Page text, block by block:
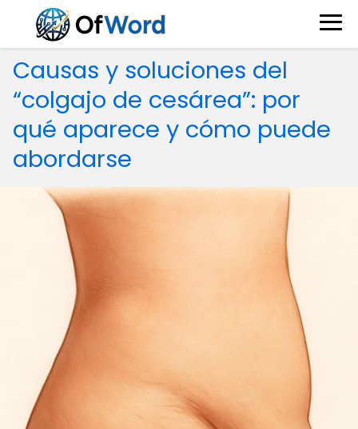
Causas y soluciones del
“colgajo de cesárea”: por
qué aparece y cómo puede
abordarse